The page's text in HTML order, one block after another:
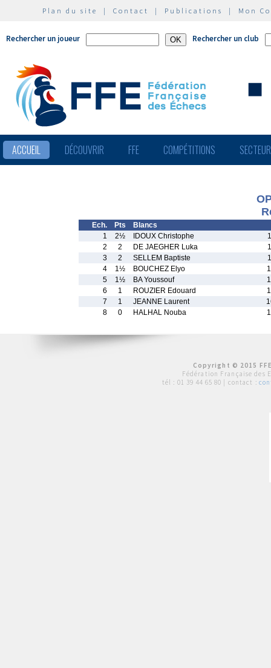
Plan du site | Contact | Publications | Mon
Rechercher un joueur Rechercher un club
ACCUEIL DÉCOUVRIR FFE COMPÉTITIONS
Ech. Pts
Blancs
1
2½ IDOUX Christophe
2
2 DE JAEGHER Luka
3
2 SELLEM Baptiste
4
1½ BOUCHEZ Elyo
5
1½ BA Youssouf
6
1 ROUZIER Edouard
7
1 JEANNE Laurent
8
0 HALHAL Nouba
Copyright © 2015
Fédération Française des
tél : 01 39 44 65 80 | contact :